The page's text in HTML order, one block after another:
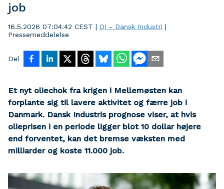
job
16.5.2026 07:04:42 CEST | DI - Dansk Industri |
Pressemeddelelse
Del
Et nyt oliechok fra krigen i Mellemøsten kan
forplante sig til lavere aktivitet og færre job i
Danmark. Dansk Industris prognose viser, at hvis
olieprisen i en periode ligger blot 10 dollar højere
end forventet, kan det bremse væksten med
milliarder og koste 11.000 job.